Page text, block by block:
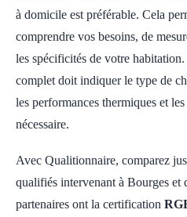
à domicile est préférable. Cela
comprendre vos besoins, de
les spécificités de votre
complet doit indiquer le type de
les performances thermiques et les
nécessaire.
Avec Qualitionnaire, comparez
qualifiés intervenant à Bourges et
partenaires ont la certification